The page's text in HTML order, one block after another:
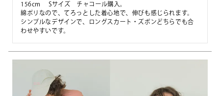
156cm 　Sサイズ　チャコール購入。
綿ポリなので、てろっとした着心地で、伸びも感じられます。
シンプルなデザインで、ロングスカート・ズボンどちらでも合
わせやすいです。